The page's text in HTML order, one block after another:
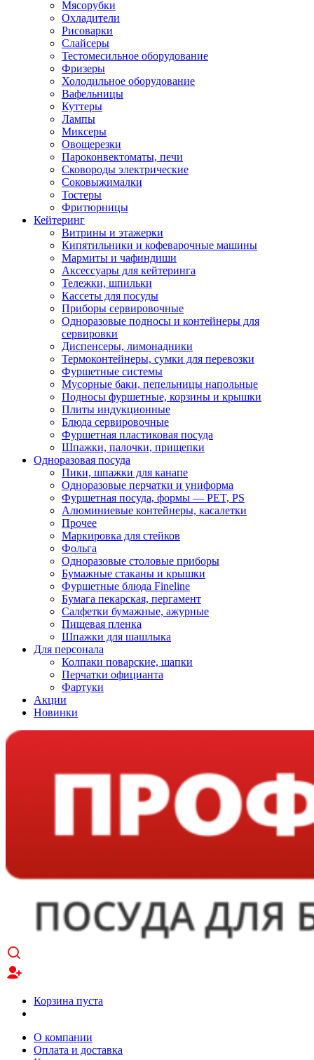
Мясорубки
Охладители
Рисоварки
Слайсеры
Тестомесильное оборудование
Фризеры
Холодильное оборудование
Вафельницы
Куттеры
Лампы
Миксеры
Овощерезки
Пароконвектоматы, печи
Сковороды электрические
Соковыжималки
Тостеры
Фритюрницы
Кейтеринг
Витрины и этажерки
Кипятильники и кофеварочные машины
Мармиты и чафиндиши
Аксессуары для кейтеринга
Тележки, шпильки
Кассеты для посуды
Приборы сервировочные
Одноразовые подносы и контейнеры для
сервировки
Диспенсеры, лимонадники
Термоконтейнеры, сумки для перевозки
Фуршетные системы
Мусорные баки, пепельницы напольные
Подносы фуршетные, корзины и крышки
Плиты индукционные
Блюда сервировочные
Фуршетная пластиковая посуда
Шпажки, палочки, прищепки
Одноразовая посуда
Пики, шпажки для канапе
Одноразовые перчатки и униформа
Фуршетная посуда, формы — PET, PS
Алюминиевые контейнеры, касалетки
Прочее
Маркировка для стейков
Фольга
Одноразовые столовые приборы
Бумажные стаканы и крышки
Фуршетные блюда Fineline
Бумага пекарская, пергамент
Салфетки бумажные, ажурные
Пищевая пленка
Шпажки для шашлыка
Для персонала
Колпаки поварские, шапки
Перчатки официанта
Фартуки
Акции
Новинки
Корзина пуста
О компании
Оплата и доставка